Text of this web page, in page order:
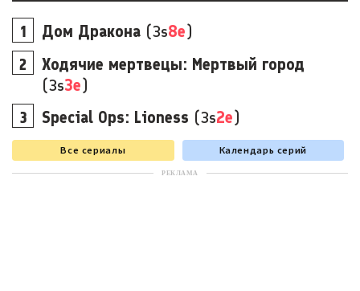
Дом Дракона (3s8e)
Ходячие мертвецы: Мертвый город
(3s3e)
Special Ops: Lioness (3s2e)
Все сериалы Календарь серий
РЕКЛАМА